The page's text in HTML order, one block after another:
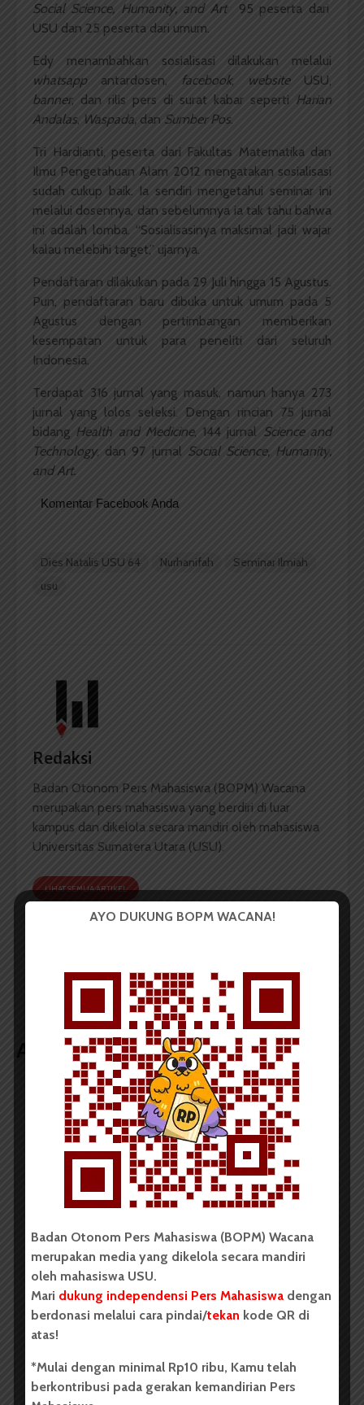
Social Science, Humanity, and Art95 peserta dari
USU dan 25 peserta dari umum.
Edy menambahkan sosialisasi dilakukan melalui
whatsappantardosen, facebook, websiteUSU,
banner, dan rilis pers di surat kabar seperti Harian
Andalas, Waspada, dan Sumber Pos.
Tri Hardianti, peserta dari Fakultas Matematika dan
Ilmu Pengetahuan Alam 2012 mengatakan sosialisasi
sudah cukup baik. Ia sendiri mengetahui seminar ini
melalui dosennya, dan sebelumnya ia tak tahu bahwa
ini adalah lomba. “Sosialisasinya maksimal jadi wajar
kalau melebihi target,” ujarnya.
Pendaftaran dilakukan pada 29 Juli hingga 15 Agustus.
Pun, pendaftaran baru dibuka untuk umum pada 5
Agustus dengan pertimbangan memberikan
kesempatan untuk para peneliti dari seluruh
Indonesia.
Terdapat 316 jurnal yang masuk, namun hanya 273
jurnal yang lolos seleksi. Dengan rincian 75 jurnal
bidang Health and Medicine, 144 jurnal Science and
Technology, dan 97 jurnal Social Science, Humanity,
and Art.
Komentar Facebook Anda
Dies Natalis USU 64 Nurhanifah
Seminar Ilmiah
usu
Redaksi
Badan Otonom Pers Mahasiswa (BOPM) Wacana
merupakan pers mahasiswa yang berdiri di luar
kampus dan dikelola secara mandiri oleh mahasiswa
Universitas Sumatera Utara (USU).
LIHAT SEMUA ARTIKEL
Dies Natalis Tampilkan
Karya Melalui Poster
64, USU Adakan
Seminar Ilmiah
Artikel terkait lain
BERITA KAMPUS
Tim Mahasiswa USU Raih Juara I
Vokal Grup Pada PEKSIMIDA 2026
Dark Mode | Moda Gelap
Oleh: Cyntia Lorena Br Tarigan USU, wacana.org –
Tim mahasiswa Universitas Sumatera Utara...
Redaksi 2 menit waktu baca
BERITA KAMPUS
AYO DUKUNG BOPM WACANA!
Badan Otonom Pers Mahasiswa (BOPM) Wacana
merupakan media yang dikelola secara mandiri
oleh mahasiswa USU.
Mari dukung independensi Pers Mahasiswa dengan
berdonasi melalui cara pindai/tekan kode QR di
atas!
*Mulai dengan minimal Rp10 ribu, Kamu telah
berkontribusi pada gerakan kemandirian Pers